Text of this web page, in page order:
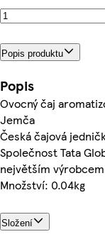
Popis produktu
Popis
Ovocný čaj
Jemča
Česká čajová
Společnost Tata
největším
Množství: 0.04kg
Složení